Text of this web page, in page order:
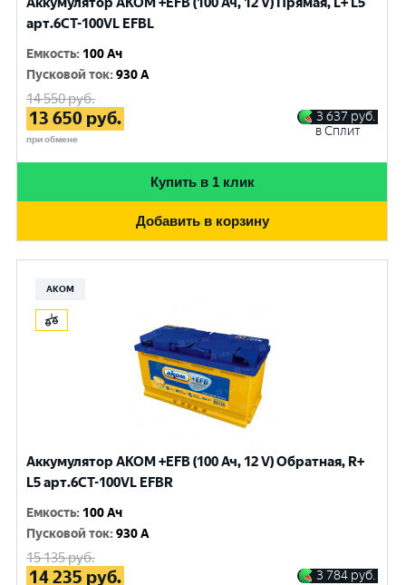
арт.6СТ-100VL EFBL
Емкость: 100 Ач
Пусковой ток:930 A
14 550руб.
13 650 руб.
при обмене
3 637 руб.
в Сплит
Купить в 1 клик
Добавить в корзину
АКОМ
Аккумулятор AKOM +EFB (100 Ач, 12 V) Обратная, R+
L5 арт.6СТ-100VL EFBR
Емкость: 100 Ач
Пусковой ток:930 A
15 135руб.
14 235 руб. 3 784 руб.